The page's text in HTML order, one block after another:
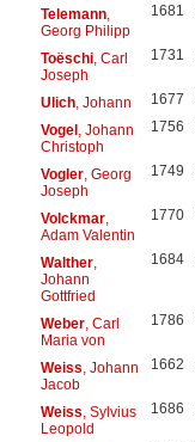
Telemann,
Georg Philipp
1681
Toëschi, Carl
Joseph
1731
Ulich, Johann 1677
Vogel, Johann
Christoph
1756
Vogler, Georg
Joseph
1749
Volckmar,
Adam Valentin
1770
Walther,
Johann
Gottfried
1684
Weber, Carl
Maria von
1786
Weiss , Johann
Jacob
1662
Weiss , Sylvius
Leopold
1686